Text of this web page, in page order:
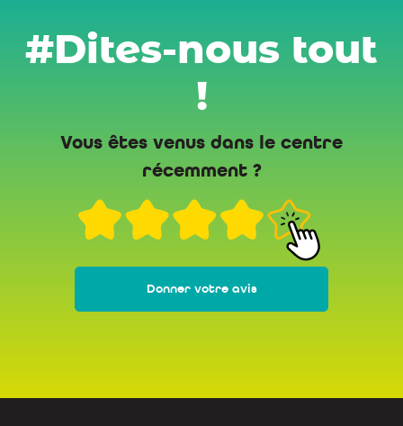
#Dites-nous tout
!
Vous êtes venus dans le centre
récemment ?
Donner votre avis